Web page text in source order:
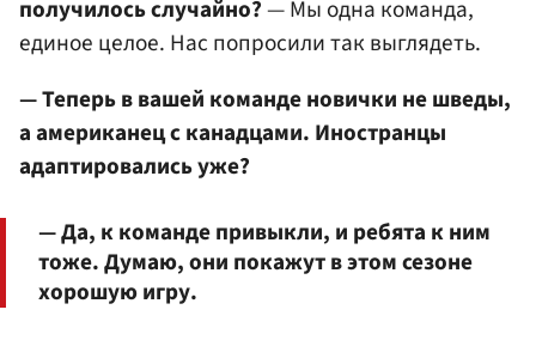
получилось случайно?— Мы одна команда,
единое целое. Нас попросили так выглядеть.
— Теперь в вашей команде новички не шведы,
а американец с канадцами. Иностранцы
адаптировались уже?
— Да, к команде привыкли, и ребята к ним
тоже. Думаю, они покажут в этом сезоне
хорошую игру.